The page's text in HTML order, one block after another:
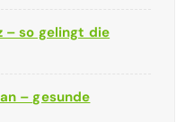
so gelingt die
– gesunde